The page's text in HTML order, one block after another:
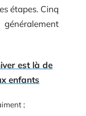
étapes. Cinq
est là de
enfants
;